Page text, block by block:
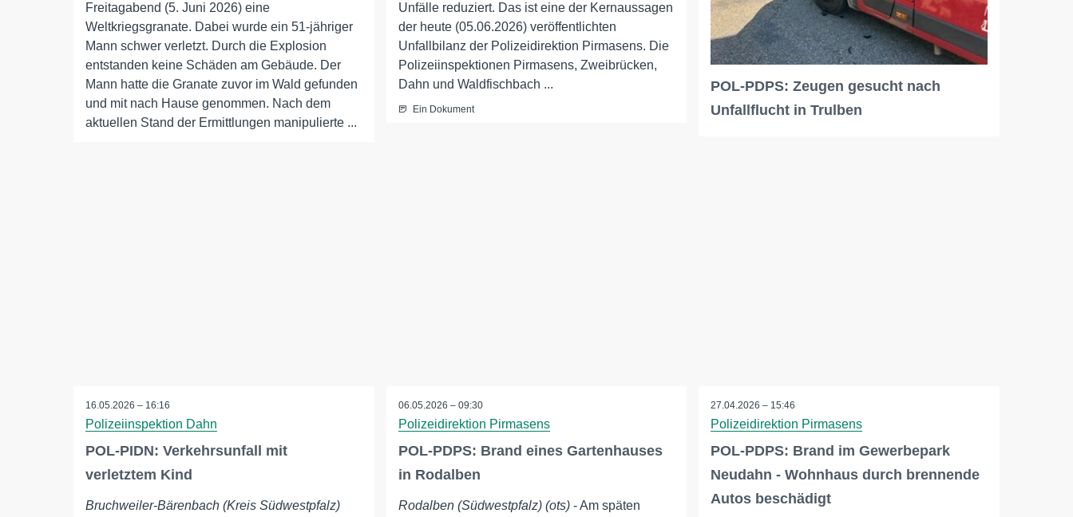
Freitagabend (5. Juni 2026) eine
Weltkriegsgranate. Dabei wurde ein 51-jähriger
Mann schwer verletzt. Durch die Explosion
entstanden keine Schäden am Gebäude. Der
Mann hatte die Granate zuvor im Wald gefunden
und mit nach Hause genommen. Nach dem
aktuellen Stand der Ermittlungen manipulierte ...
Unfälle reduziert. Das ist eine der Kernaussagen
der heute (05.06.2026) veröffentlichten
Unfallbilanz der Polizeidirektion Pirmasens. Die
Polizeiinspektionen Pirmasens, Zweibrücken,
Dahn und Waldfischbach ...
Ein Dokument
POL-PDPS: Zeugen gesucht nach
Unfallflucht in Trulben
16.05.2026 – 16:16
Polizeiinspektion Dahn
POL-PIDN: Verkehrsunfall mit
verletztem Kind
Bruchweiler-Bärenbach (Kreis Südwestpfalz)
06.05.2026 – 09:30
Polizeidirektion Pirmasens
POL-PDPS: Brand eines Gartenhauses
in Rodalben
Rodalben (Südwestpfalz) (ots)- Am späten
27.04.2026 – 15:46
Polizeidirektion Pirmasens
POL-PDPS: Brand im Gewerbepark
Neudahn - Wohnhaus durch brennende
Autos beschädigt